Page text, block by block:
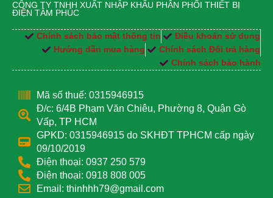
CÔNG TY TNHH XUẤT NHẬP KHẨU PHÂN PHỐI THIẾT BỊ
ĐIỆN TÂM PHÚC
Chính sách bảo mật thông tin
Điều khoản sử dụng
Hướng dẫn mua hàng
Chính sách Đổi trả hàng
Chính sách bảo hành
Mã số thuế: 0315946915
Đ/c: 6/4B Phạm Văn Chiêu, Phường 8, Quận Gò
Vấp, TP HCM
GPKD: 0315946915 do SKHĐT TPHCM cấp ngày
09/10/2019
Điện thoại: 0937 250 579
Điện thoại: 0918 808 005
Email: thinhhh79@gmail.com